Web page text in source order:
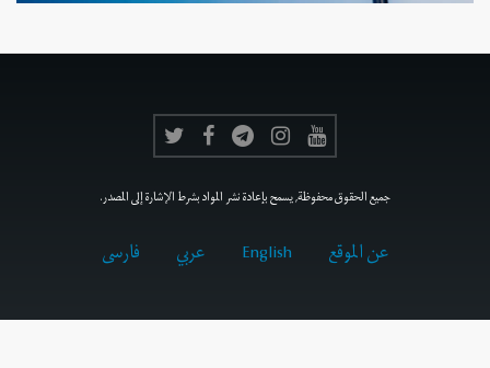
جميع الحقوق محفوظة, يسمح بإعادة نشر المواد بشرط الإشارة إلى المصدر.
عن الموقع English عربي فارسى